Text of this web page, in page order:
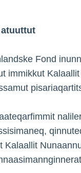
Fond
immikkut
Kalaallit